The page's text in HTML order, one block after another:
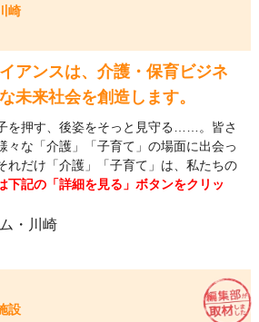
崎
アンスは、介護・保育ビジネ
未来社会を創造します。
を押す、後姿をそっと見守る……。皆さ
々な「介護」「子育て」の場面に出会っ
れだけ「介護」「子育て」は、私たちの
記の「詳細を見る」ボタンをクリッ
設